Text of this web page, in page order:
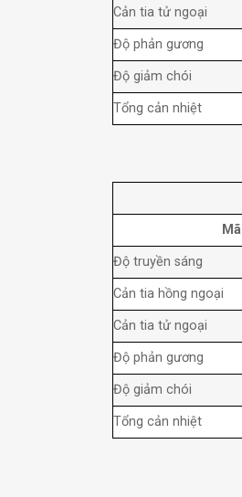
Cản tia tử ngoại
Độ phản gương
Độ giảm chói
Tổng cản nhiệt
Độ truyền sáng
Cản tia hồng ngoại
Cản tia tử ngoại
Độ phản gương
Độ giảm chói
Tổng cản nhiệt